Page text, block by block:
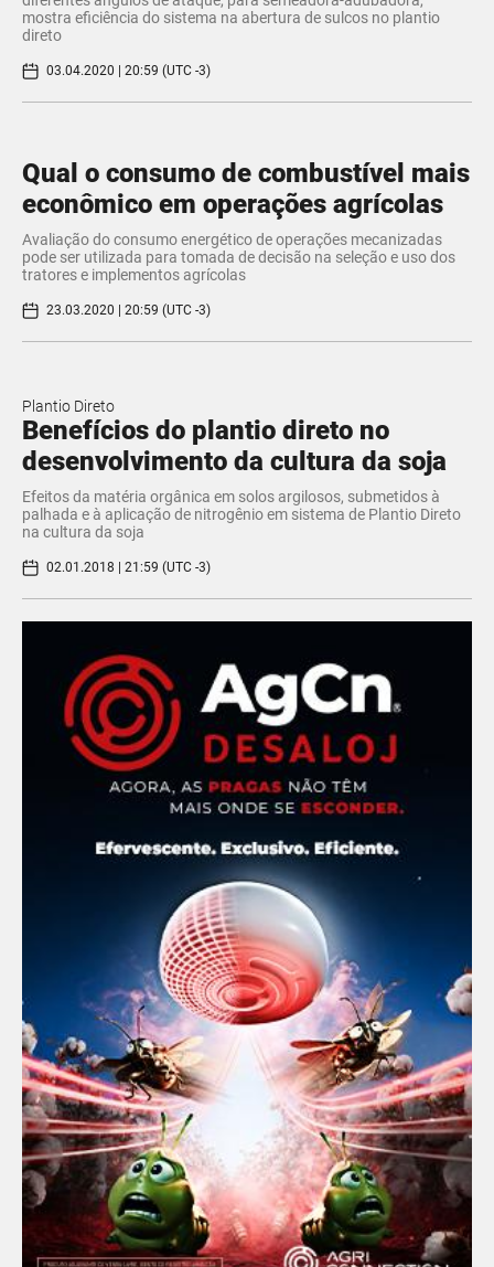
mostra eficiência do sistema na abertura de sulcos no plantio
direto
03.04.2020 | 20:59 (UTC -3)
Qual o consumo de combustível mais
econômico em operações agrícolas
Avaliação do consumo energético de operações mecanizadas
pode ser utilizada para tomada de decisão na seleção e uso dos
tratores e implementos agrícolas
23.03.2020 | 20:59 (UTC -3)
Plantio Direto
Benefícios do plantio direto no
desenvolvimento da cultura da soja
Efeitos da matéria orgânica em solos argilosos, submetidos à
palhada e à aplicação de nitrogênio em sistema de Plantio Direto
na cultura da soja
02.01.2018 | 21:59 (UTC -3)